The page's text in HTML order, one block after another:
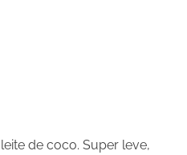
de coco. Super leve,